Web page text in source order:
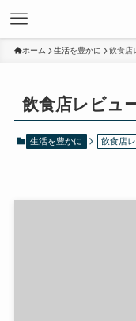
ホーム 生活を豊かに 飲食店
飲食店レビュ
生活を豊かに 飲食店